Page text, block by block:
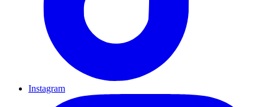
Instagram